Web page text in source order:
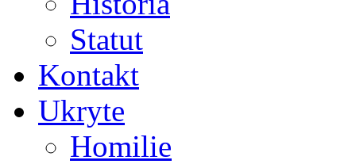
Statut
Kontakt
Ukryte
Homilie